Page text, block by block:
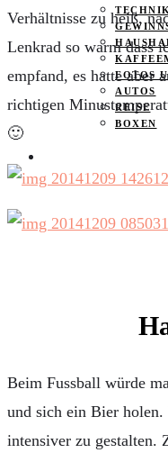
TECHNIK
FOTOS
AUTOS
REISE
BOXEN
Verhältnisse zu heiß,
Lenkrad so warm dass
empfand, es hatte aber
richtigen
🙂
Beim Fussball würde
und sich ein Bier
intensiver zu gestalten.